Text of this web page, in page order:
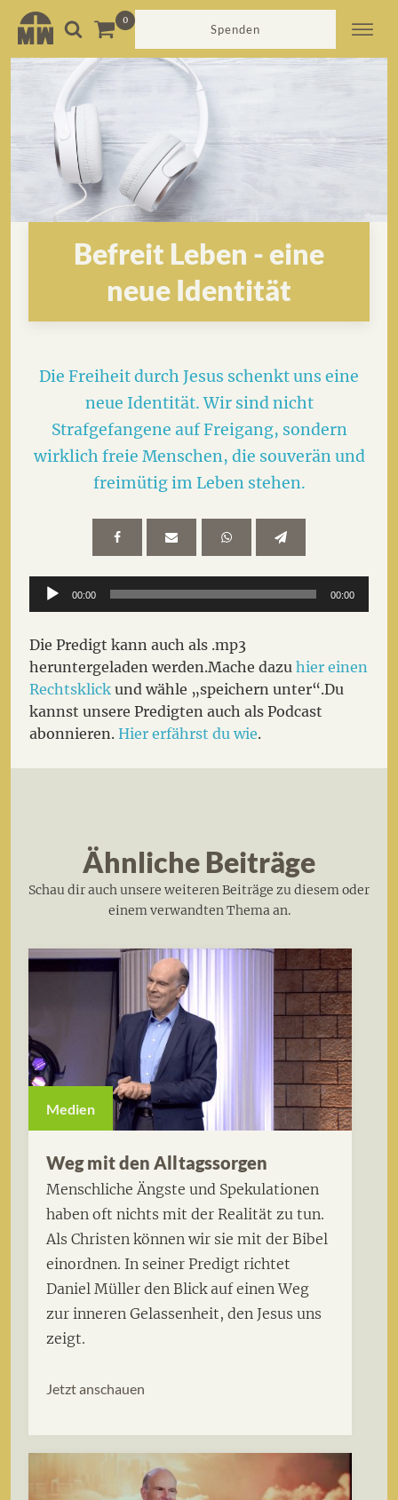
Spenden
Befreit Leben - eine
neue Identität
Die Freiheit durch Jesus schenkt uns eine
neue Identität. Wir sind nicht
Strafgefangene auf Freigang, sondern
wirklich freie Menschen, die souverän und
freimütig im Leben stehen.
Audio-
Player
00:00 00:00
Die Predigt kann auch als .mp3
heruntergeladen werden.Mache dazuhier einen
Rechtsklick und wähle „speichern unter“.Du
kannst unsere Predigten auch als Podcast
abonnieren.Hier erfährst du wie.
Ähnliche Beiträge
Schau dir auch unsere weiteren Beiträge zu diesem oder
einem verwandten Thema an.
Medien
Weg mit den Alltagssorgen
Menschliche Ängste und Spekulationen
haben oft nichts mit der Realität zu tun.
Als Christen können wir sie mit der Bibel
einordnen. In seiner Predigt richtet
Daniel Müller den Blick auf einen Weg
zur inneren Gelassenheit, den Jesus uns
zeigt.
Jetzt anschauen